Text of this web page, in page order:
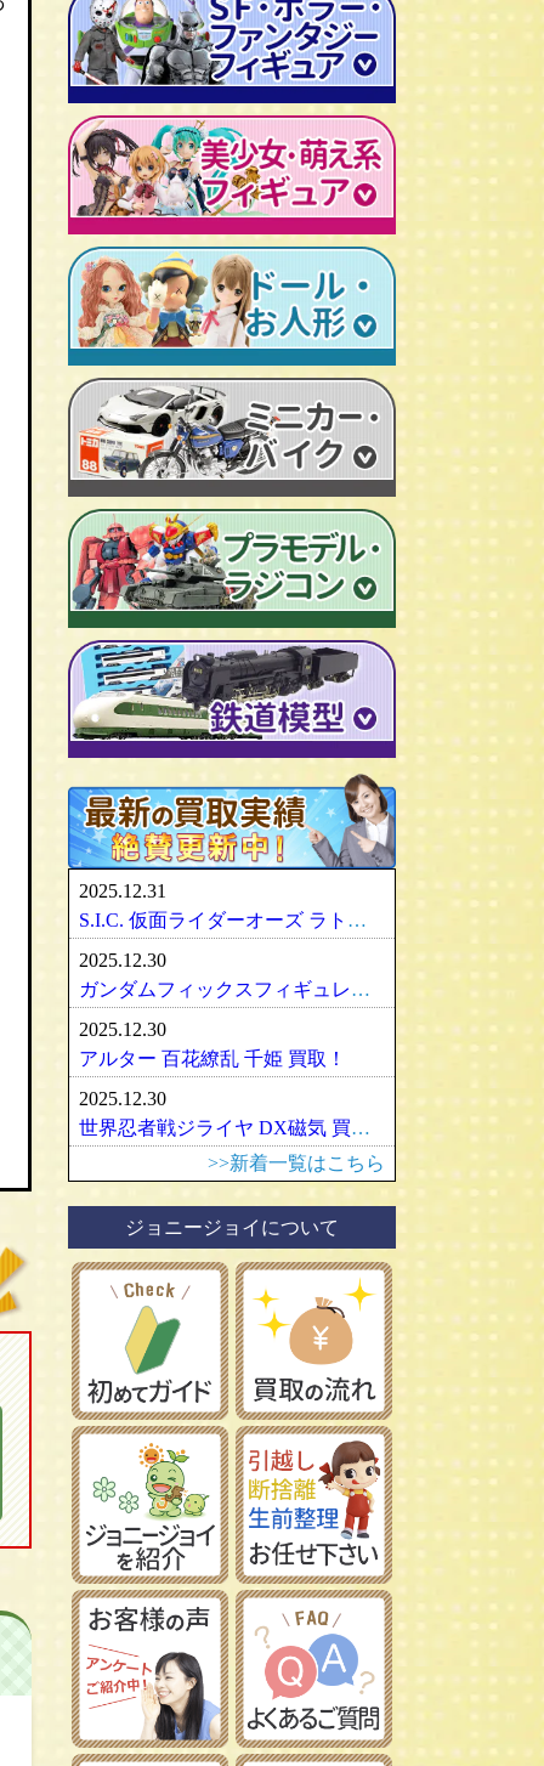
ダイアクロン
変身サイボーグ
昭和レトロなミニカー
ミクロマン
レトロプラモデル
旧トランスフォーマー
ビンテージ セルロイド人形
仮面ライダーカード
マルサン/MARUSAN
ブルマァク/BULLMARK
ポピー/POPY
旧タカラ/TAKARA
旧バンダイ/BANDAI
タカトクトイス/T.T
中嶋製作所
ヨネザワ/米澤玩具
キン肉マン
ドラゴンボール
北斗の拳
ルパン三世
鉄人28号
新世紀エヴァンゲリオン
AKIRA/アキラ
ドラゴンクエスト
ファイナルファンタジー/FF
P.O.P
RAH
CCP キン肉マン
超像可動
聖闘士聖衣神話
Figuarts/フィギュアーツ
ワールドコレクタブル
プレイモービル
仮面ライダー
ゴジラ
人造人間キカイダー
牙狼-GARO
機動戦士ガンダム
マジンガーＺ
ゲッターロボ
トランスフォーマー
マクロス
メタルヒーローシリーズ
スーパー戦隊
超合金魂
ROBOT魂
RAH
マスターピース
M1号
S.H.モンスターアーツ
ULTRA-ACT
SDX
スターウォーズ
プレデター/PREDATOR
エイリアン/ALIEN
ターミネーター
ロボコップ
バットマン
グレムリン
バイオハザード
ディズニー
リビングデッドドールズ/LDD
ホットトイズ/HOT TOYS
サイドショウ/SIDE SHOW
パリセイズ/PALISADES
メズコ/MEZCO
プレイアーツ/PLAY ARTS
RAH
VCD
セーラームーン
魔法少女まどか☆マギカ
フェイト/Fate
武装神姫
魔法少女リリカルなのは
艦隊これくしょん -艦これ-
けいおん！
すーぱーそに子
一騎当千
東方Project
涼宮ハルヒの憂鬱
化物語・偽物語
百花繚乱
アルター/ALTER
グッドスマイルカンパニー
壽屋/コトブキヤ
グリフォンエンタープライズ
フリーイング/FREEing
やまと/YAMATO
ダイキ工業/DAIKI
ブライス/Blythe
スーパードルフィー/ドルフィードリーム
アゾンドール/AZONE
モモコ/momoko
ハイブリッドアクティブ/HAF
えっくす☆きゅーと
ピュアニーモ
リカちゃん
バービー
シルバニアファミリー
マドレーヌちゃん
ベアブリック・BE＠RBRICK
メディコムトイ
セキグチ
ペットワークス/PetWORKs
やまと/YAMATO
ママチャップトイ
オビツドール/OBITSU
トミカ/TOMICA
エブロ/EBBRO
ミニチャンプス
hpiレーシング
ノレブ/NOREV
ダイヤペット/Diapet
アオシマ / DISM
ブラーゴ/Bburago
ヘルパ/herpa
大盛屋 ミクロペット
イクソ/IXO
ﾋﾞｰﾋﾞｰｱｰﾙ/BBR
アメリカ車
イタリア車
フランス車
ガンダム/GUNDAM
アーマード・コア
スーパーロボット大戦
魔神英雄伝ワタル
車・バイク
戦車・軍用機・軍艦
旅客機/飛行機
船・ボート
建築物
デコトラ
ミニ四駆
タミヤ/田宮模型
ハセガワ/長谷川製作所
フジミ模型/FUJIMI
アオシマ/青島文化教材社
イマイ/IMAI /今井科学
コトブキヤ/壽屋
イタレリ/ITALERI
レベル/Revell
カトー/KATO
トミックス/TOMIX
ﾏｲｸﾛｴｰｽ/MICRO ACE
ｸﾞﾘｰﾝﾏｯｸｽ/GREENMAX
ワールド工芸
Bトレインショーティー
モデモ/MODEMO
エンドウ/TER
ピノチオ模型
鉄道模型社
レーマン/LGB
Ｎゲージ
ＨＯゲージ
Ｚゲージ
車両パーツ
ストラクチャー
Ｇゲージ
Ｏゲージ
2025.12.31
S.I.C. 仮面ライダーオーズ ラトラーターコンボ買取
2025.12.30
ガンダムフィックスフィギュレーション GFF おまとめ買取！
2025.12.30
アルター 百花繚乱 千姫 買取！
2025.12.30
世界忍者戦ジライヤ DX磁気 買取！
>>新着一覧はこちら
ジョニージョイについて